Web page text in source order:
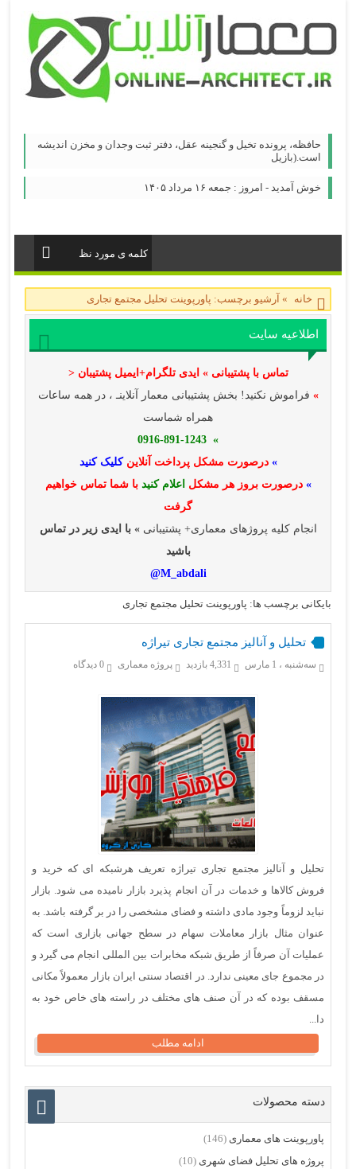
حافظه، پرونده تخيل و گنجينه عقل، دفتر ثبت وجدان و مخزن انديشه
است.(بازيل
خوش آمدید - امروز : جمعه ۱۶ مرداد ۱۴۰۵
خانه » آرشیو برچسب: پاورپوینت تحلیل مجتمع تجاری
اطلاعیه سایت
تماس با پشتیبانی » ایدی تلگرام+ایمیل پشتیبان <
» فراموش نکنید! بخش پشتیبانی معمار آنلاینـ ، در همه ساعات
همراه شماست
» 0916-891-1243
» درصورت مشکل پرداخت آنلاینکلیک کنید
» درصورت بروز هر مشکل اعلام کنید با شما تماس خواهیم
گرفت
انجام کلیه پروژهای معماری+ پشتیبانی» با ایدی زیر در تماس
باشید
M_abdali@
بایگانی برچسب ها: پاورپوینت تحلیل مجتمع تجاری
تحلیل و آنالیز مجتمع تجاری تیراژه
سه‌شنبه ، 1 مارس 4,331 بازدید پروژه معماری 0 دیدگاه
تحلیل و آنالیز مجتمع تجاری تیراژه تعریف هرشبکه ای که خرید و
فروش کالاها و خدمات در آن انجام پذیرد بازار نامیده می شود. بازار
نباید لزوماً وجود مادی داشته و فضای مشخصی را در بر گرفته باشد. به
عنوان مثال بازار معاملات سهام در سطح جهانی بازاری است که
عملیات آن صرفاً از طریق شبکه مخابرات بین المللی انجام می گیرد و
در مجموع جای معینی ندارد. در اقتصاد سنتی ایران بازار معمولاً مکانی
مسقف بوده که در آن صنف های مختلف در راسته های خاص خود به
دا...
ادامه مطلب
دسته محصولات
پاورپوینت های معماری (146)
پروژه های تحلیل فضای شهری (10)